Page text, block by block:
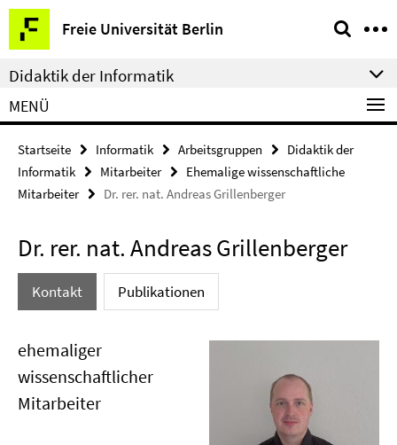
Springe
direkt
zu
Inhalt
Freie Universität Berlin
Service-
Navigation
Didaktik der Informatik
MENÜ
Startseite Informatik Arbeitsgruppen
Didaktik der
Informatik
Mitarbeiter
Ehemalige wissenschaftliche
Mitarbeiter
Dr. rer. nat. Andreas Grillenberger
Dr. rer. nat. Andreas Grillenberger
Kontakt Publikationen
ehemaliger
wissenschaftlicher
Mitarbeiter